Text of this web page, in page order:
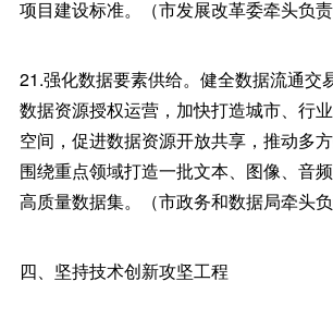
项目建设标准。（市发展改革委牵头负责
21.强化数据要素供给。健全数据流通交
数据资源授权运营，加快打造城市、行
空间，促进数据资源开放共享，推动多
围绕重点领域打造一批文本、图像、音
高质量数据集。（市政务和数据局牵头负
四、坚持技术创新攻坚工程